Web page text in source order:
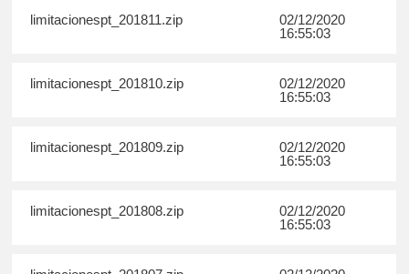
limitacionespt_201811.zip
02/12/2020
16:55:03
limitacionespt_201810.zip
02/12/2020
16:55:03
limitacionespt_201809.zip
02/12/2020
16:55:03
limitacionespt_201808.zip
02/12/2020
16:55:03